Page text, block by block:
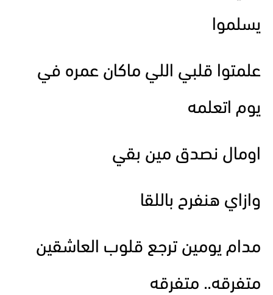
يسلموا
علمتوا قلبي اللي ماكان عمره في
يوم اتعلمه
اومال نصدق مين بقي
وازاي هنفرح باللقا
مدام يومين ترجع قلوب العاشقين
متفرقه.. متفرقه